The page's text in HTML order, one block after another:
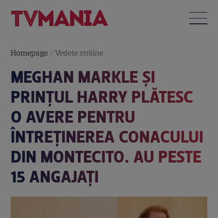
Homepage /Vedete străine
MEGHAN MARKLE ȘI
PRINȚUL HARRY PLĂTESC
O AVERE PENTRU
ÎNTREȚINEREA CONACULUI
DIN MONTECITO. AU PESTE
15 ANGAJAȚI